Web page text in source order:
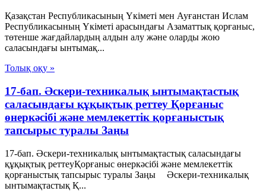
Қазақстан Республикасының Үкіметі мен Ауғанстан Ислам
Республикасының Үкіметі арасындағы Азаматтық қорғаныс,
төтенше жағдайлардың алдын алу және оларды жою
саласындағы ынтымақ...
Толық оқу »
17-бап. Әскери-техникалық ынтымақтастық
саласындағы құқықтық реттеу Қорғаныс
өнеркәсібі және мемлекеттік қорғаныстық
тапсырыс туралы Заңы
17-бап. Әскери-техникалық ынтымақтастық саласындағы
құқықтық реттеуҚорғаныс өнеркәсібі және мемлекеттік
қорғаныстық тапсырыс туралы Заңы Әскери-техникалық
ынтымақтастық Қ...